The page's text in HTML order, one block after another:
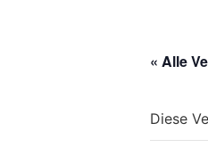
« Alle
Diese